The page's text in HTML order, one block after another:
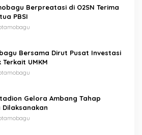
Berpreatasi di O2SN Terima
PBSI
Bersama Dirut Pusat Investasi
UMKM
Gelora Ambang Tahap